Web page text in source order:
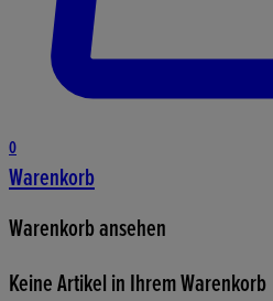
0
Warenkorb
Warenkorb ansehen
Keine Artikel in Ihrem Warenkorb